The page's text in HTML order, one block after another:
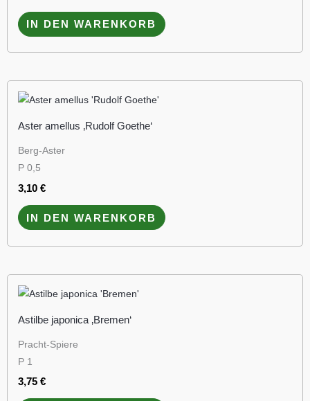
IN DEN WARENKORB
Aster amellus ‚Rudolf Goethe‘
Berg-Aster
P 0,5
3,10 €
IN DEN WARENKORB
Astilbe japonica ‚Bremen‘
Pracht-Spiere
P 1
3,75 €